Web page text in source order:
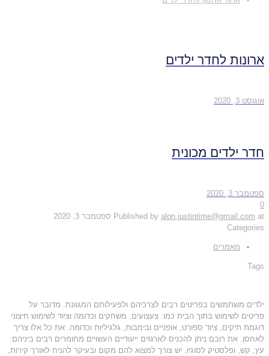
ארונות לחדר ילדים
אוגוסט 3, 2020
חדר ילדים מכונית
ספטמבר 3, 2020
0
Published by alon.justintime@gmail.com at
ספטמבר 3, 2020
Categories
מאמרים
Tags
ילדים משתמשים בפריטים רבים לצרכיהם ולפעילותם המגוונת. מדובר על
פריטים לשימוש בתוך הבית כמו: צעצועים, משחקים וכדומה וציוד לשימוש חיצוני
דוגמת תיקים, ציוד ספורט, אופניים ובימבות, גלגיליות וכדומה. את כל אלו צריך
לאחסן. את רובם ניתן להכניס לארגזים ייעודיים העשויים מחומרים רבים ביניהם:
עץ, קש, ופלסטיק לסוגיו. יש צורך למצוא להם מקום ובעיקר להניח לאורך קירות,